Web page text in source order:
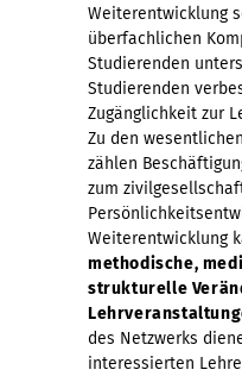
Weiterentwicklung
überfachlichen
Studierenden
Studierenden
Zugänglichkeit zur
Zu den
zählen
zum
Weiterentwicklung
methodische,
strukturelle
des Netzwerks
interessierten